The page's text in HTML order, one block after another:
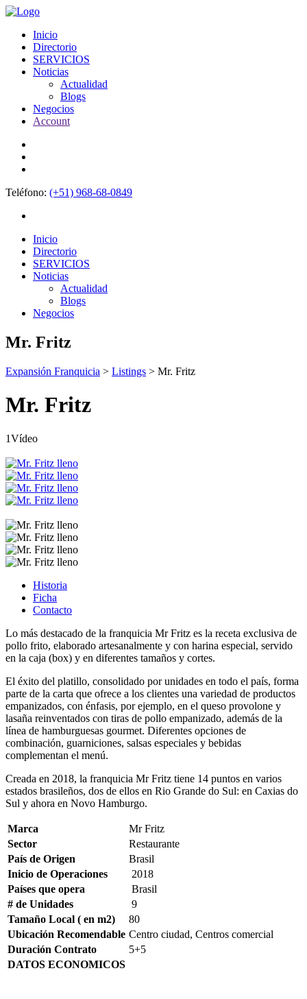
Inicio
Directorio
SERVICIOS
Noticias
Actualidad
Blogs
Negocios
Account
Teléfono: (+51) 968-68-0849
Inicio
Directorio
SERVICIOS
Noticias
Actualidad
Blogs
Negocios
Mr. Fritz
Expansión Franquicia > Listings > Mr. Fritz
Mr. Fritz
1Vídeo
Historia
Ficha
Contacto
Lo más destacado de la franquicia Mr Fritz es la receta exclusiva de
pollo frito, elaborado artesanalmente y con harina especial, servido
en la caja (box) y en diferentes tamaños y cortes.
El éxito del platillo, consolidado por unidades en todo el país, forma
parte de la carta que ofrece a los clientes una variedad de productos
empanizados, con énfasis, por ejemplo, en el queso provolone y
lasaña reinventados con tiras de pollo empanizado, además de la
línea de hamburguesas gourmet. Diferentes opciones de
combinación, guarniciones, salsas especiales y bebidas
complementan el menú.
Creada en 2018, la franquicia Mr Fritz tiene 14 puntos en varios
estados brasileños, dos de ellos en Rio Grande do Sul: en Caxias do
Sul y ahora en Novo Hamburgo.
Marca
Mr Fritz
Sector
Restaurante
País de Origen
Brasil
Inicio de Operaciones
2018
Países que opera
Brasil
# de Unidades
9
Tamaño Local ( en m2)
80
Ubicación Recomendable Centro ciudad, Centros comercial
Duración Contrato
5+5
DATOS ECONOMICOS